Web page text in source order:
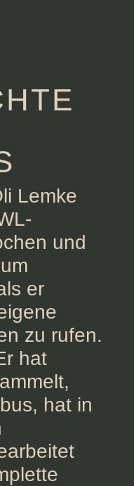
Lemke
und
er
zu rufen.
hat
hat in